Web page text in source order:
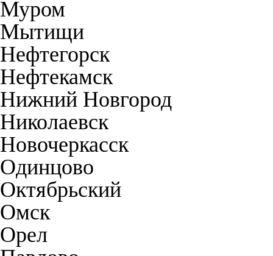
Муром
Мытищи
Нефтегорск
Нефтекамск
Нижний Новгород
Николаевск
Новочеркасск
Одинцово
Октябрьский
Омск
Орел